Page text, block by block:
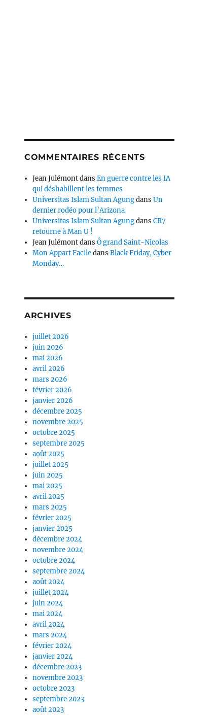
COMMENTAIRES RÉCENTS
Jean JulémontdansEn guerre contre les IA
qui déshabillent les femmes
Universitas Islam Sultan AgungdansUn
dernier rodéo pour l’Arizona
Universitas Islam Sultan AgungdansCR7
retourne à Man U !
Jean JulémontdansÔ grand Saint-Nicolas
Mon Appart FaciledansBlack Friday, Cyber
Monday…
ARCHIVES
juillet 2026
juin 2026
mai 2026
avril 2026
mars 2026
février 2026
janvier 2026
décembre 2025
novembre 2025
octobre 2025
septembre 2025
août 2025
juillet 2025
juin 2025
mai 2025
avril 2025
mars 2025
février 2025
janvier 2025
décembre 2024
novembre 2024
octobre 2024
septembre 2024
août 2024
juillet 2024
juin 2024
mai 2024
avril 2024
mars 2024
février 2024
janvier 2024
décembre 2023
novembre 2023
octobre 2023
septembre 2023
août 2023